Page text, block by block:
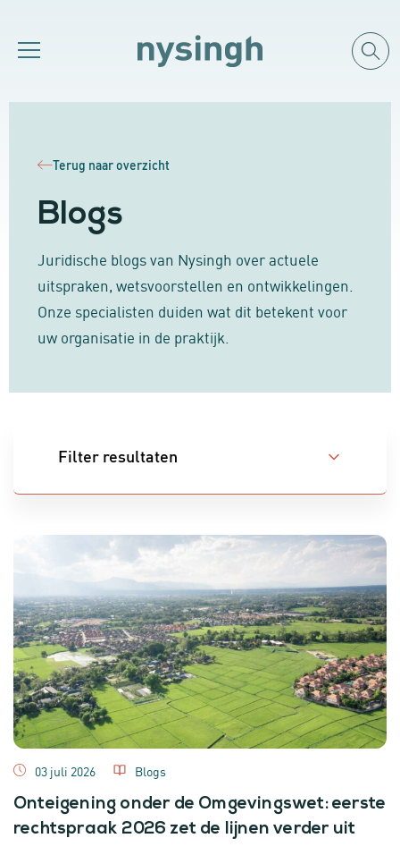
Terug naar overzicht
Blogs
Juridische blogs van Nysingh over actuele
uitspraken, wetsvoorstellen en ontwikkelingen.
Onze specialisten duiden wat dit betekent voor
uw organisatie in de praktijk.
Filter resultaten
Mensen
03 juli 2026
Blogs
Onteigening onder de Omgevingswet: eerste
rechtspraak 2026 zet de lijnen verder uit